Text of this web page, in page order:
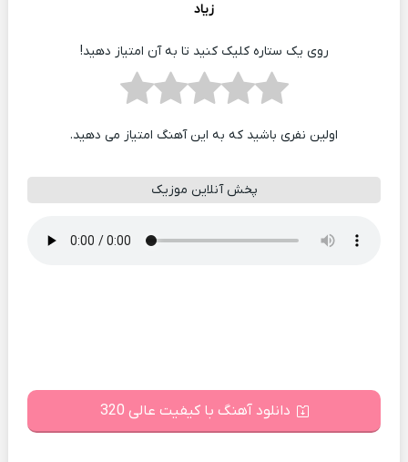
زیاد
روی یک ستاره کلیک کنید تا به آن امتیاز دهید!
اولین نفری باشید که به این آهنگ امتیاز می دهید.
پخش آنلاین موزیک
دانلود آهنگ با کیفیت عالی 320